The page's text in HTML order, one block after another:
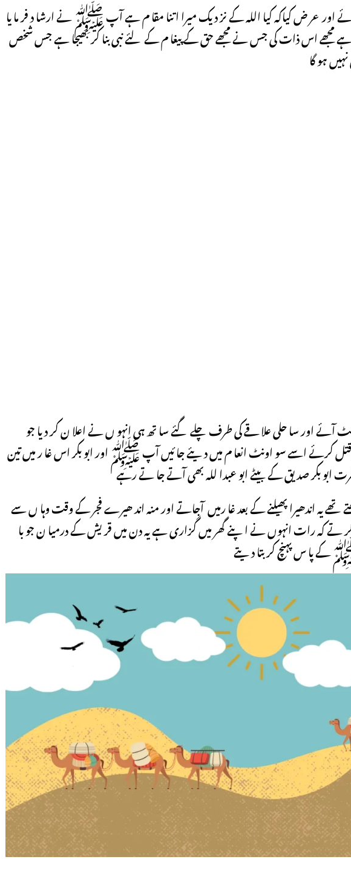
اور عر ض کیاکہ کیا اللہ کے نز دیک میرا اتنا مقا م ہے آپ ﷺ نے ارشا د فر ما یا
مجھے اس ذات کی جس نے مجھے حق کے پیغا م کے لئے نبی بنا کر بھیجا ہے جس شخص
ہو گا
آئے اور سا حلی علا قے کی طرف چلے گئے سا تھ ہی انہو ں نے اعلا ن کر دیا جو
ں قتل کرئے اسے سو اونٹ انعا م میں دیئے جا ئیں آپ ﷺ اور ابو بکر اس غا ر میں تین
بکر صد یق کے بیٹے ابو عبدا للہ بھی آتے جا تے رہے
تھے یہ اندھیرا پھیلنے کے بعد غا رمیں آجاتے اور منہ اند ھیرے فجر کے وقت وہا ں سے
کہ رات انہوں نے اپنے گھر میں گزاری ہے یہ دن میں قریش کے درمیا ن جو با
کے پا س پہنچ کر بتا دیتے